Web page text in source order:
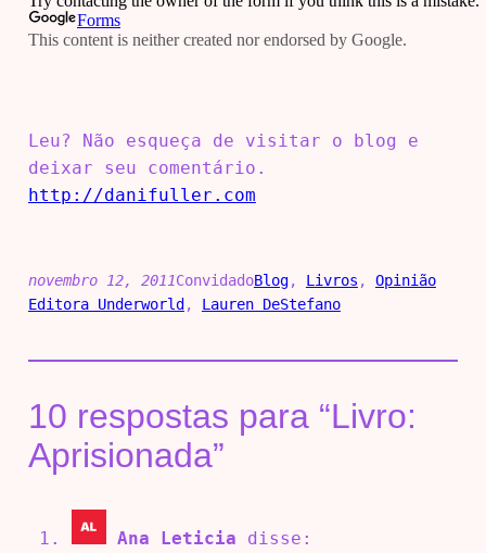
Leu? Não esqueça de visitar o blog e
deixar seu comentário.
http://danifuller.com
novembro 12, 2011ConvidadoBlog, Livros , Opinião
Editora Underworld , Lauren DeStefano
10 respostas para “Livro:
Aprisionada”
Ana Leticia
disse: